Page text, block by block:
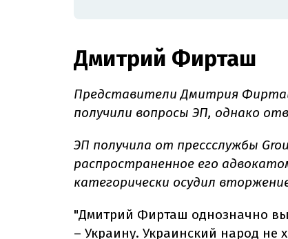
Дмитрий Фирташ
Представители Дмитрия
получили вопросы ЭП, однако
ЭП получила от прессслужбы
распространенное его
категорически осудил
"Дмитрий Фирташ однозначно
– Украину. Украинский народ не